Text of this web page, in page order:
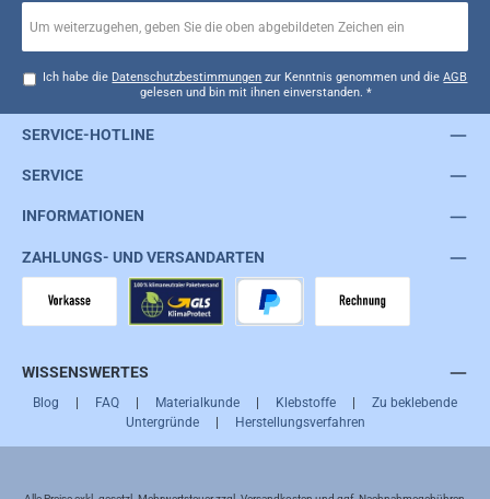
Ich habe die Datenschutzbestimmungen zur Kenntnis genommen und dieAGB
gelesen und bin mit ihnen einverstanden. *
SERVICE-HOTLINE
SERVICE
INFORMATIONEN
ZAHLUNGS- UND VERSANDARTEN
WISSENSWERTES
Blog | FAQ | Materialkunde | Klebstoffe | Zu beklebende
Untergründe| Herstellungsverfahren